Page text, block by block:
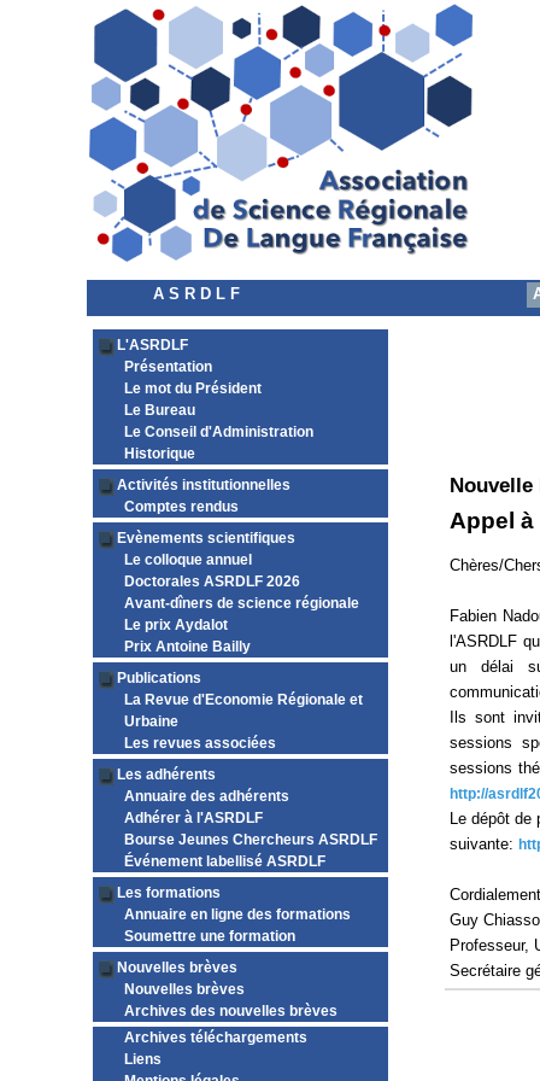
A S R D L F
L'ASRDLF
Présentation
Le mot du Président
Le Bureau
Le Conseil d'Administration
Historique
Activités institutionnelles
Comptes rendus
Evènements scientifiques
Le colloque annuel
Doctorales ASRDLF 2026
Avant-dîners de science régionale
Le prix Aydalot
Prix Antoine Bailly
Publications
La Revue d'Economie Régionale et
Urbaine
Les revues associées
Les adhérents
Annuaire des adhérents
Adhérer à l'ASRDLF
Bourse Jeunes Chercheurs ASRDLF
Événement labellisé ASRDLF
Les formations
Annuaire en ligne des formations
Soumettre une formation
Nouvelles brèves
Nouvelles brèves
Archives des nouvelles brèves
Archives téléchargements
Liens
Nouvelle
Appel
Chères/
Fabien
l'ASRDLF
un délai
Ils sont
sessions
sessions
http://
Le dépôt de
suivante:
Cordialement
Guy
Professeur,
Secrétaire